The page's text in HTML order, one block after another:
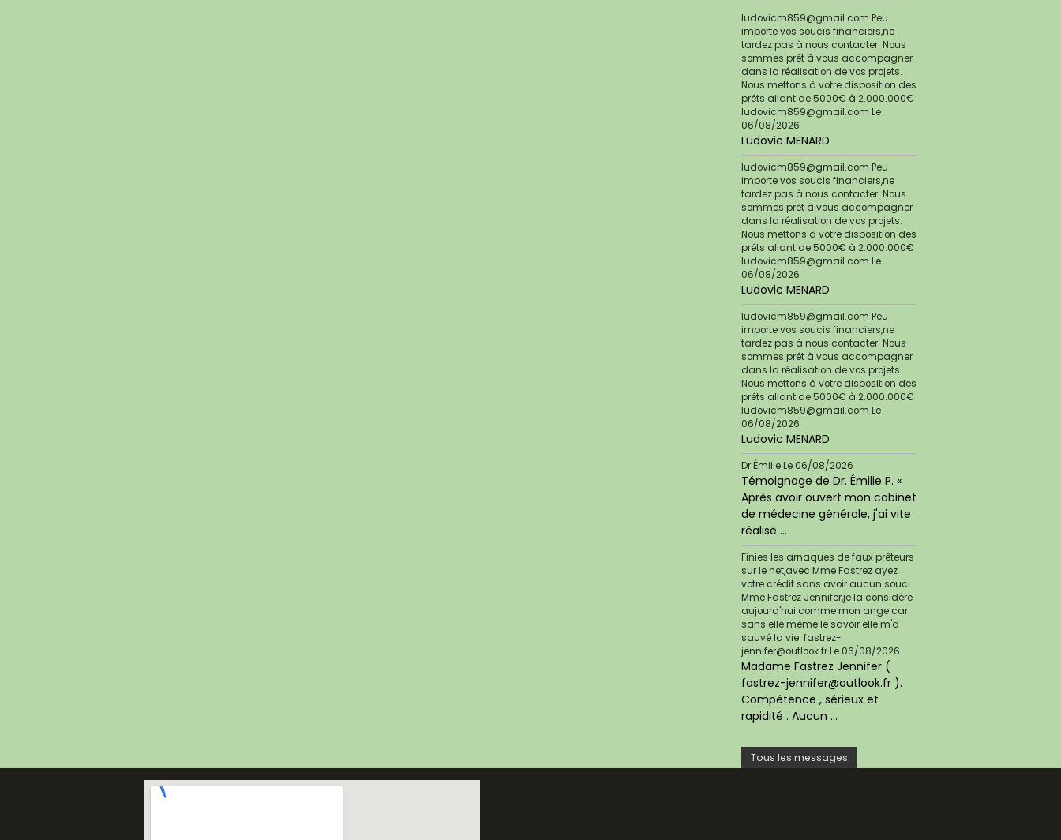
ludovicm859@gmail.com Peu
importe vos soucis financiers,ne
tardez pas à nous contacter. Nous
sommes prêt à vous accompagner
dans la réalisation de vos projets.
Nous mettons à votre disposition des
prêts allant de 5000€ à 2.000.000€
ludovicm859@gmail.com Le
06/08/2026
Ludovic MENARD
ludovicm859@gmail.com Peu
importe vos soucis financiers,ne
tardez pas à nous contacter. Nous
sommes prêt à vous accompagner
dans la réalisation de vos projets.
Nous mettons à votre disposition des
prêts allant de 5000€ à 2.000.000€
ludovicm859@gmail.com Le
06/08/2026
Ludovic MENARD
ludovicm859@gmail.com Peu
importe vos soucis financiers,ne
tardez pas à nous contacter. Nous
sommes prêt à vous accompagner
dans la réalisation de vos projets.
Nous mettons à votre disposition des
prêts allant de 5000€ à 2.000.000€
ludovicm859@gmail.com Le
06/08/2026
Ludovic MENARD
Dr ÉmilieLe 06/08/2026
Témoignage de Dr. Émilie P. «
Après avoir ouvert mon cabinet
de médecine générale, j'ai vite
réalisé ...
Finies les arnaques de faux prêteurs
sur le net,avec Mme Fastrez ayez
votre crédit sans avoir aucun souci.
Mme Fastrez Jennifer,je la considère
aujourd'hui comme mon ange car
sans elle même le savoir elle m'a
sauvé la vie. fastrez-
jennifer@outlook.frLe 06/08/2026
Madame Fastrez Jennifer (
fastrez-jennifer@outlook.fr ).
Compétence , sérieux et
rapidité . Aucun ...
Tous les messages